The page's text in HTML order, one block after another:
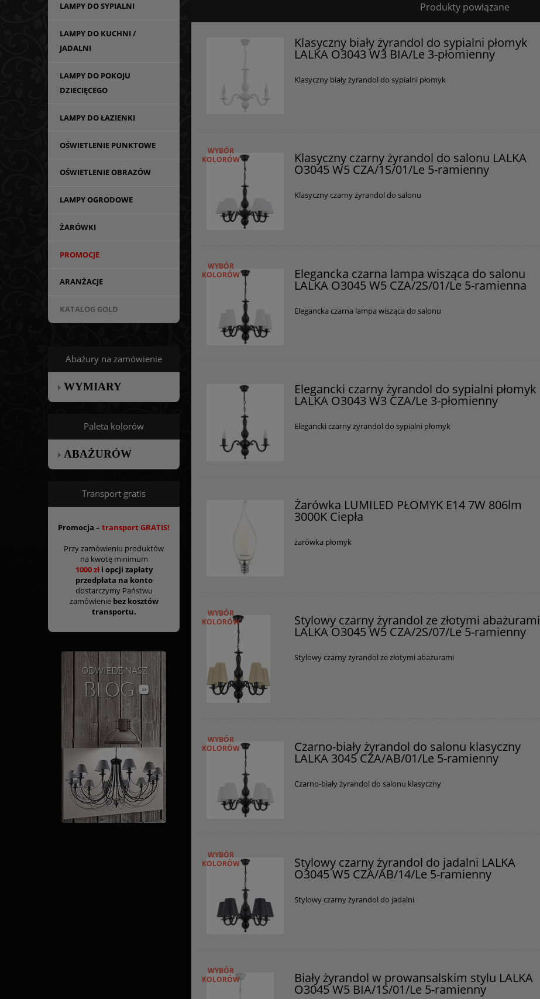
LAMPY DO SYPIALNI
LAMPY DO KUCHNI /
JADALNI
LAMPY DO POKOJU
DZIECIĘCEGO
LAMPY DO ŁAZIENKI
OŚWIETLENIE PUNKTOWE
OŚWIETLENIE OBRAZÓW
LAMPY OGRODOWE
ŻARÓWKI
PROMOCJE
ARANŻACJE
KATALOG GOLD
Abażury na zamówienie
WYMIARY
Paleta kolorów
ABAŻURÓW
Transport gratis
Promocja – transport GRATIS!
Przy zamówieniu produktów
na kwotę minimum
1000 złi opcji zapłaty
przedpłata na konto
dostarczymy Państwu
zamówienie bez kosztów
transportu.
Certyfikaty i ostrzeżenie bezpieczeństwa
Posiada oznaczenie CE (zgodność z normami UE).
Producent
GOLDSUN
Produkty powiązane
Klasyczny biały żyrandol do sypialni płomyk
LALKA O3043 W3 BIA/Le 3-płomienny
Klasyczny biały żyrandol do sypialni płomyk
WYBÓR
KOLORÓW
Klasyczny czarny żyrandol do salonu LALKA
O3045 W5 CZA/1S/01/Le 5-ramienny
Klasyczny czarny żyrandol do salonu
WYBÓR
KOLORÓW
Elegancka czarna lampa wisząca do salonu
LALKA O3045 W5 CZA/2S/01/Le 5-ramienna
Elegancka czarna lampa wisząca do salonu
Elegancki czarny żyrandol do sypialni płomyk
LALKA O3043 W3 CZA/Le 3-płomienny
Elegancki czarny żyrandol do sypialni płomyk
Żarówka LUMILED PŁOMYK E14 7W 806lm
3000K Ciepła
żarówka płomyk
WYBÓR
KOLORÓW
Stylowy czarny żyrandol ze złotymi abażurami
LALKA O3045 W5 CZA/2S/07/Le 5-ramienny
Stylowy czarny żyrandol ze złotymi abażurami
WYBÓR
KOLORÓW
Czarno-biały żyrandol do salonu klasyczny
LALKA 3045 CZA/AB/01/Le 5-ramienny
Czarno-biały żyrandol do salonu klasyczny
WYBÓR
KOLORÓW
Stylowy czarny żyrandol do jadalni LALKA
O3045 W5 CZA/AB/14/Le 5-ramienny
Stylowy czarny żyrandol do jadalni
WYBÓR
KOLORÓW
Biały żyrandol w prowansalskim stylu LALKA
O3045 W5 BIA/1S/01/Le 5-ramienny